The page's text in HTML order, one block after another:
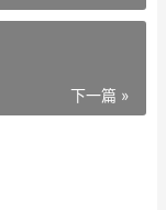
下一篇 »